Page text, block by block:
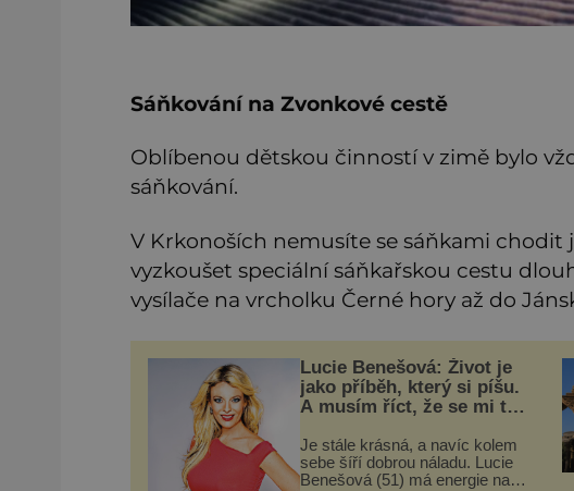
Sáňkování na Zvonkové cestě
Oblíbenou dětskou činností v zimě bylo
sáňkování.
V Krkonoších nemusíte se sáňkami chodit
vyzkoušet speciální sáňkařskou cestu
vysílače na vrcholku Černé hory až do
Lucie Benešová: Život je
jako příběh, který si píšu.
A musím říct, že se mi to
Je stále krásná, a navíc kolem
sebe šíří dobrou náladu. Lucie
Benešová (51) má energie na